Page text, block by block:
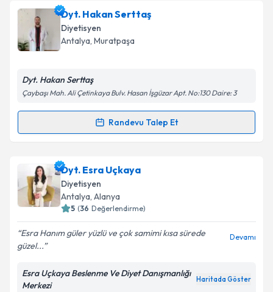
Dyt. Gül Uyguniçin randevu takvimi talebi oluşturun.
Size bu uzmandan randevu almanız için bir takvim
hazırlandığında e-posta ile bilgilendireceğiz.
Kişisel verilerimin işlenmesine ilişkin
Metni'ni okudum ve kişisel verilerimin belirtilen
Takvim Talebini Gönder
Dyt. Hakan Serttaş
Diyetisyen
Antalya, Muratpaşa
Dyt. Hakan Serttaş
Çaybaşı Mah. Ali Çetinkaya Bulv. Hasan İşgüzar Apt. No:130 Daire: 3
Randevu Talep Et
Randevu Takvimi Talebi
Dyt. Hakan Serttaşiçin randevu takvimi talebi
oluşturun. Size bu uzmandan randevu almanız için bir
takvim hazırlandığında e-posta ile bilgilendireceğiz.
Kişisel verilerimin işlenmesine ilişkin Aydınlatma
Dyt. Esra Uçkaya
Diyetisyen
Antalya, Alanya
5 (36 Değerlendirme)
Esra Hanım güler yüzlü ve çok samimi kısa sürede
güzel...
Devamı
Esra Uçkaya Beslenme Ve Diyet Danışmanlığı
Merkezi
Haritada Göster